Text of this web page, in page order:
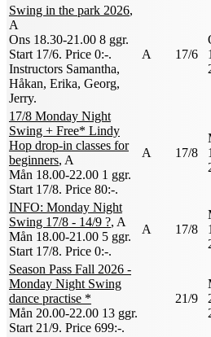
Swing in the park 2026,
A
Ons 18.30-21.00 8 ggr.
Start 17/6. Price 0:-.
Instructors Samantha,
Håkan, Erika, Georg,
Jerry.
A 17/6
17/8 Monday Night
Swing + Free* Lindy
Hop drop-in classes for
beginners, A
Mån 18.00-22.00 1 ggr.
Start 17/8. Price 80:-.
A 17/8
INFO: Monday Night
Swing 17/8 - 14/9 ?, A
Mån 18.00-21.00 5 ggr.
Start 17/8. Price 0:-.
A 17/8
Season Pass Fall 2026 -
Monday Night Swing
dance practise *
Mån 20.00-22.00 13 ggr.
Start 21/9. Price 699:-.
21/9